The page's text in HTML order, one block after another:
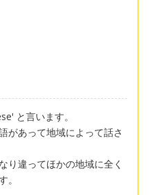
と言います。
があって地域によって話さ
り違ってほかの地域に全く
。